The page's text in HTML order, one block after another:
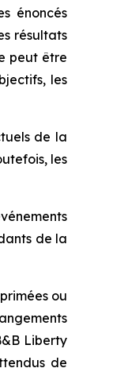
énoncés
résultats
peut être
les
de la
les
de la
ou
Liberty
de